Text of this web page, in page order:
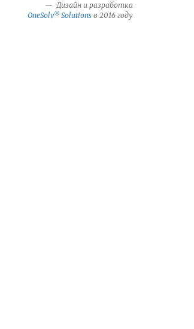
Дизайн и разработка
OneSolv® Solutions в 2016 году